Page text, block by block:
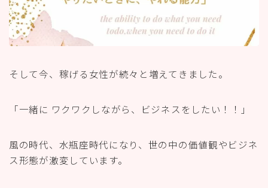
そして今、稼げる女性が続々と増えてきました。
「一緒に ワクワクしながら、ビジネスをしたい！！」
風の時代、水瓶座時代になり、世の中の価値観やビジネ
ス形態が激変しています。